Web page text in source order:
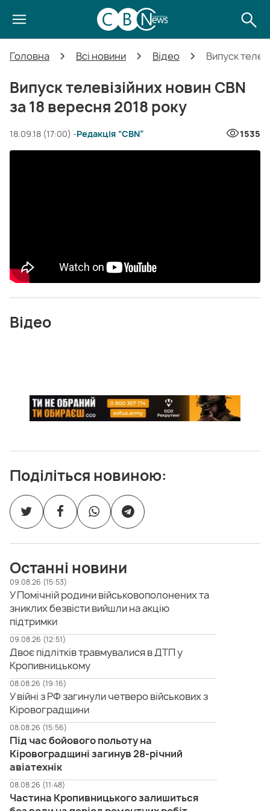
Головна Всі новини Відео Випуск
Випуск телевізійних новин CBN
за 18 вересня 2018 року
18.09.18 (17:00) -Редакція “CBN” 1535
Відео
Поділіться новиною:
Останні новини
09.08.26 (15:53)
У Помічній родини військовополонених та
зниклих безвісти вийшли на акцію
підтримки
09.08.26 (12:51)
Двоє підлітків травмувалися в ДТП у
Кропивницькому
08.08.26 (19:16)
У війні з РФ загинули четверо військових з
Кіровоградщини
08.08.26 (15:56)
Під час бойового польоту на
Кіровоградщині загинув 28-річний
авіатехнік
08.08.26 (11:48)
Частина Кропивницького залишиться